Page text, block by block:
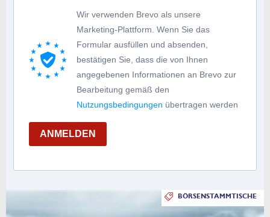
Wir verwenden Brevo als unsere
Marketing-Plattform. Wenn Sie das
Formular ausfüllen und absenden,
bestätigen Sie, dass die von Ihnen
angegebenen Informationen an Brevo zur
Bearbeitung gemäß den
Nutzungsbedingungen übertragen werden
ANMELDEN
BÖRSENSTAMMTISCHE